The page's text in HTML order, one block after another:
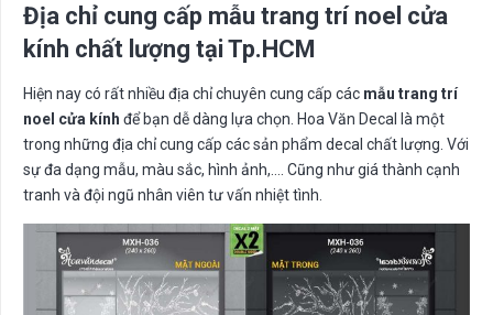
Địa chỉ cung cấp mẫu trang trí noel cửa
kính chất lượng tại Tp.HCM
Hiện nay có rất nhiều địa chỉ chuyên cung cấp các mẫu trang trí
noel cửa kính để bạn dễ dàng lựa chọn. Hoa Văn Decal là một
trong những địa chỉ cung cấp các sản phẩm decal chất lượng. Với
sự đa dạng mẫu, màu sắc, hình ảnh,…. Cũng như giá thành cạnh
tranh và đội ngũ nhân viên tư vấn nhiệt tình.